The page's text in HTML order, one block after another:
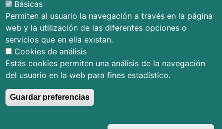
Tfno.: 942 201 087 - 942 201 291
E-mail:publica@unican.es
Términos y condiciones
Mapa Web
Accesibilidad
Básicas
Permiten al usuario la navegación a través en la página
web y la utilización de las diferentes opciones o
servicios que en ella existan.
Cookies de análisis
Estás cookies permiten una análisis de la navegación
del usuario en la web para fines estadístico.
Guardar preferencias